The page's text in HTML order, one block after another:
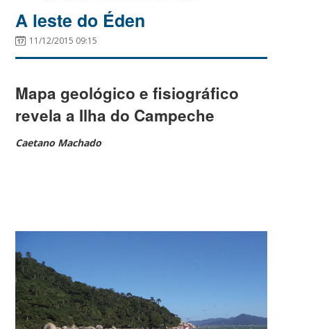
A leste do Éden
11/12/2015 09:15
Mapa geológico e fisiográfico
revela a Ilha do Campeche
Caetano Machado